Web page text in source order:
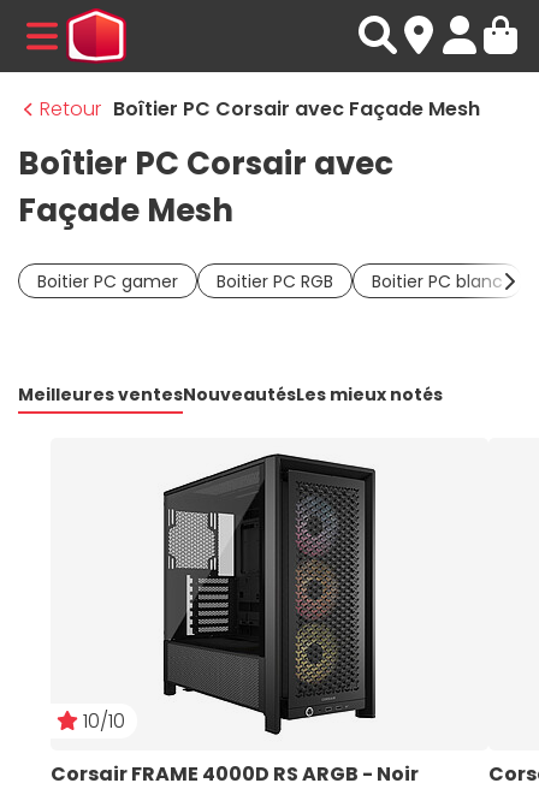
MENU
Retour Boîtier PC Corsair avec Façade Mesh
Boîtier PC Corsair avec
Façade Mesh
Boitier PC gamer Boitier PC RGB Boitier PC blanc
Meilleures ventesNouveautésLes mieux notés
10/10
Corsair FRAME 4000D RS ARGB - Noir